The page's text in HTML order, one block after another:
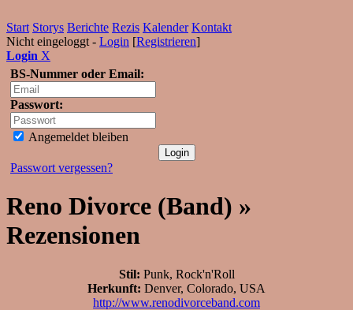
Start Storys Berichte Rezis Kalender Kontakt
Nicht eingeloggt - Login [Registrieren]
Login X
BS-Nummer oder Email:
Passwort:
Angemeldet bleiben
Passwort vergessen?
Reno Divorce (Band) »
Rezensionen
Stil: Punk, Rock'n'Roll
Herkunft: Denver, Colorado, USA
http://www.renodivorceband.com